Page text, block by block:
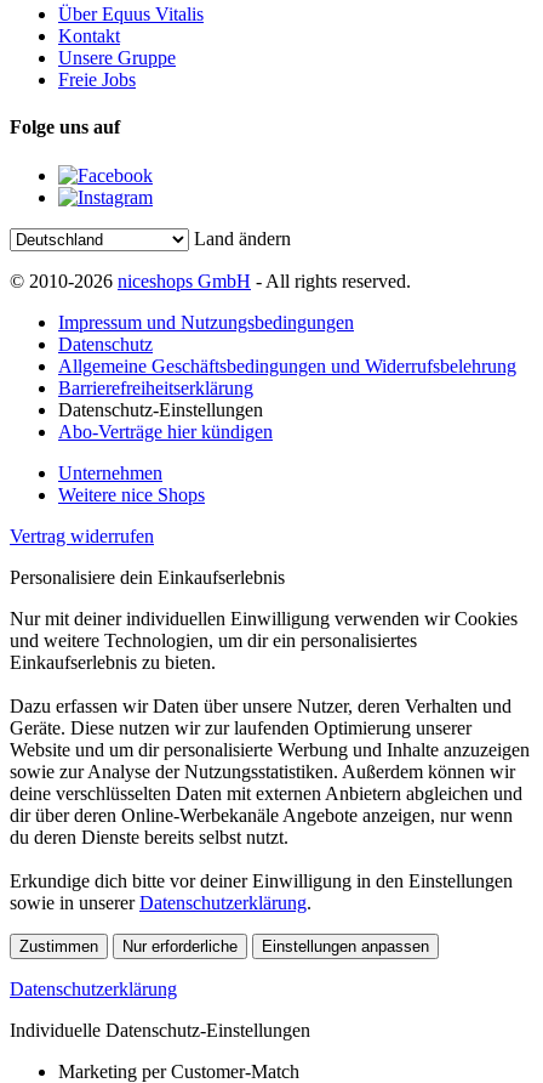
Über Equus Vitalis
Kontakt
Unsere Gruppe
Freie Jobs
Folge uns auf
Land ändern
© 2010-2026 niceshops GmbH - All rights reserved.
Impressum und Nutzungsbedingungen
Datenschutz
Allgemeine Geschäftsbedingungen und Widerrufsbelehrung
Barrierefreiheitserklärung
Datenschutz-Einstellungen
Abo-Verträge hier kündigen
Unternehmen
Weitere nice Shops
Vertrag widerrufen
Personalisiere dein Einkaufserlebnis
Nur mit deiner individuellen Einwilligung verwenden wir Cookies
und weitere Technologien, um dir ein personalisiertes
Einkaufserlebnis zu bieten.
Dazu erfassen wir Daten über unsere Nutzer, deren Verhalten und
Geräte. Diese nutzen wir zur laufenden Optimierung unserer
Website und um dir personalisierte Werbung und Inhalte anzuzeigen
sowie zur Analyse der Nutzungsstatistiken. Außerdem können wir
deine verschlüsselten Daten mit externen Anbietern abgleichen und
dir über deren Online-Werbekanäle Angebote anzeigen, nur wenn
du deren Dienste bereits selbst nutzt.
Erkundige dich bitte vor deiner Einwilligung in den Einstellungen
sowie in unsererDatenschutzerklärung.
Zustimmen Nur erforderliche Einstellungen anpassen
Datenschutzerklärung
Individuelle Datenschutz-Einstellungen
Marketing per Customer-Match